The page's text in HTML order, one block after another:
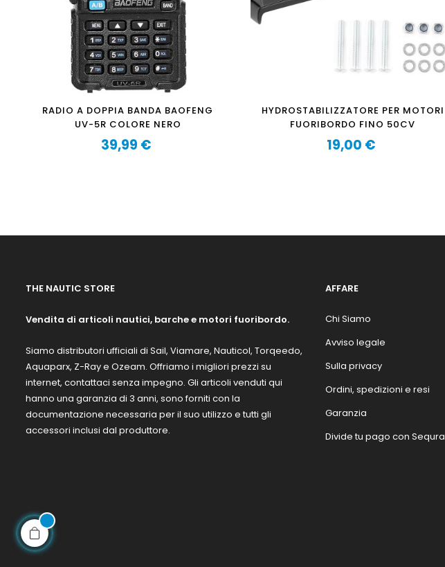
RADIO A DOPPIA BANDA BAOFENG
UV-5R COLORE NERO
Prezzo
39,99 €
HYDROSTABILIZZATORE PER MOTORI
FUORIBORDO FINO 50CV
Prezzo
19,00 €
THE NAUTIC STORE
Vendita di articoli nautici, barche e motori fuoribordo.
Siamo distributori ufficiali di Sail, Viamare, Nauticol, Torqeedo,
Aquaparx, Z-Ray e Ozeam. Offriamo i migliori prezzi su
internet, contattaci senza impegno. Gli articoli venduti qui
hanno una garanzia di 3 anni, sono forniti con la
documentazione necessaria per il suo utilizzo e tutti gli
accessori inclusi dal produttore.
AFFARE
Chi Siamo
Avviso legale
Sulla privacy
Ordini, spedizioni e resi
Garanzia
Divide tu pago con Sequra